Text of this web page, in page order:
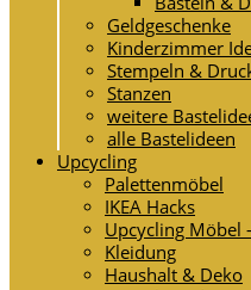
Geldgeschenke
Kinderzimmer
Stempeln &
Stanzen
weitere
alle Bastelideen
Upcycling
Palettenmöbel
IKEA Hacks
Upcycling Möbel
Kleidung
Haushalt & Deko